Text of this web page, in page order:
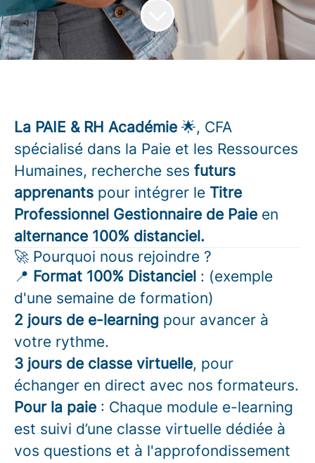
La PAIE & RH Académie 🌟, CFA
spécialisé dans la Paie et les Ressources
Humaines, recherche ses futurs
apprenants pour intégrer le Titre
Professionnel Gestionnaire de Paie en
alternance 100% distanciel.
🚀 Pourquoi nous rejoindre ?
📍 Format 100% Distanciel : (exemple
d'une semaine de formation)
2 jours de e-learning pour avancer à
votre rythme.
3 jours de classe virtuelle, pour
échanger en direct avec nos formateurs.
Pour la paie : Chaque module e-learning
est suivi d’une classe virtuelle dédiée à
vos questions et à l'approfondissement